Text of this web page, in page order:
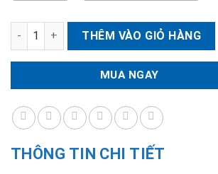
Khóa điện tử cửa nhôm Kassler KL-
THÊM VÀO GIỎ HÀNG
MUA NGAY
THÔNG TIN CHI TIẾT